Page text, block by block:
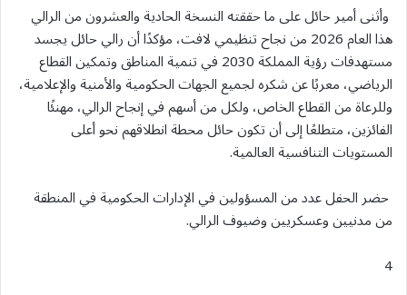
وأثنى أمير حائل على ما حققته النسخة الحادية والعشرون من الرالي
هذا العام 2026 من نجاح تنظيمي لافت، مؤكدًا أن رالي حائل يجسد
مستهدفات رؤية المملكة 2030 في تنمية المناطق وتمكين القطاع
الرياضي، معربًا عن شكره لجميع الجهات الحكومية والأمنية والإعلامية،
وللرعاة من القطاع الخاص، ولكل من أسهم في إنجاح الرالي، مهنئًا
الفائزين، متطلعًا إلى أن تكون حائل محطة انطلاقهم نحو أعلى
المستويات التنافسية العالمية.
حضر الحفل عدد من المسؤولين في الإدارات الحكومية في المنطقة
من مدنيين وعسكريين وضيوف الرالي.
4